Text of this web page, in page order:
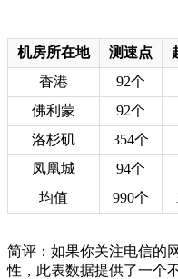
机房所在地
测速点
香港
92个
佛利蒙
92个
洛杉矶
354个
凤凰城
94个
均值
990个
简评：如果你关注电信的
性，此表数据提供了一个